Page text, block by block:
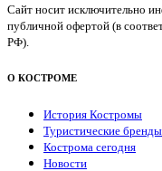
Сайт носит исключительно
публичной офертой (в
РФ).
О КОСТРОМЕ
История Костромы
Туристические бренды
Кострома сегодня
Новости